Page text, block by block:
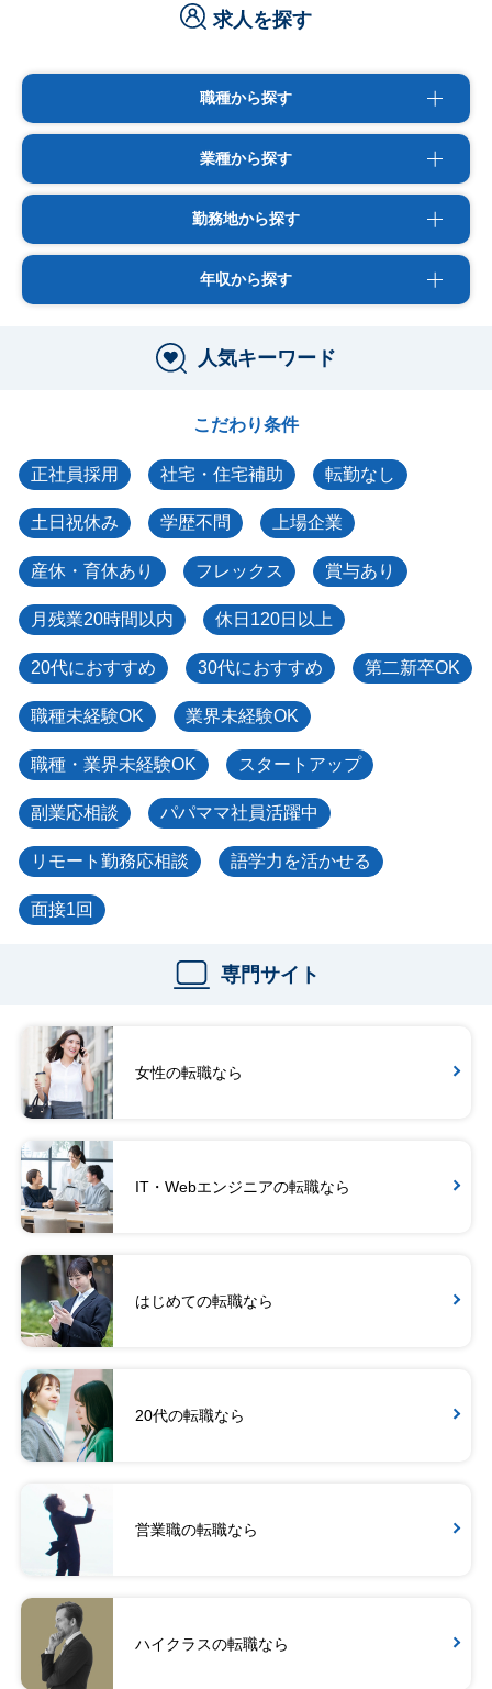
求人を探す
職種から探す
業種から探す
勤務地から探す
年収から探す
人気キーワード
こだわり条件
正社員採用 社宅・住宅補助 転勤なし
土日祝休み 学歴不問 上場企業
産休・育休あり フレックス 賞与あり
月残業20時間以内 休日120日以上
20代におすすめ 30代におすすめ 第二新卒OK
職種未経験OK 業界未経験OK
職種・業界未経験OK スタートアップ
副業応相談 パパママ社員活躍中
リモート勤務応相談 語学力を活かせる
面接1回
専門サイト
女性の転職なら
IT・Webエンジニアの転職なら
はじめての転職なら
20代の転職なら
営業職の転職なら
ハイクラスの転職なら